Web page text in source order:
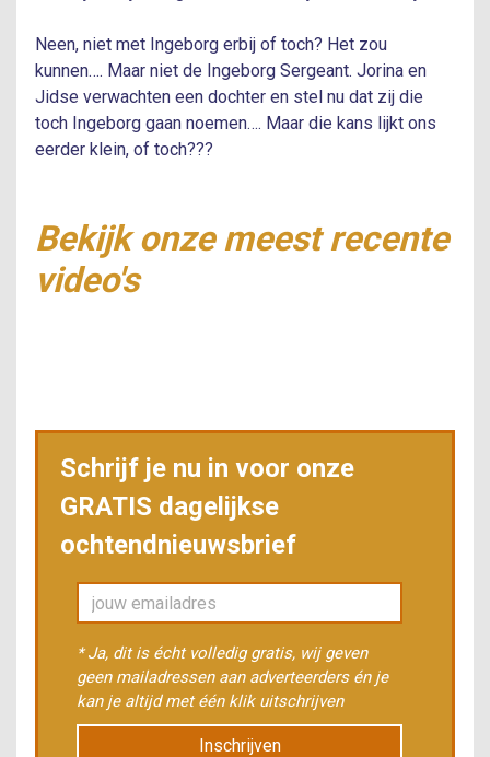
Neen, niet met Ingeborg erbij of toch? Het zou
kunnen…. Maar niet de Ingeborg Sergeant. Jorina en
Jidse verwachten een dochter en stel nu dat zij die
toch Ingeborg gaan noemen…. Maar die kans lijkt ons
eerder klein, of toch???
Bekijk onze meest recente
video's
Schrijf je nu in voor onze
GRATIS dagelijkse
ochtendnieuwsbrief
* Ja, dit is écht volledig gratis, wij geven
geen mailadressen aan adverteerders én je
kan je altijd met één klik uitschrijven
Inschrijven